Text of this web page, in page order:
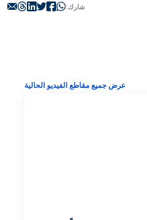
شارك:
عرض جميع مقاطع الفيديو الحالية